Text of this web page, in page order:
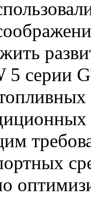
5 серии